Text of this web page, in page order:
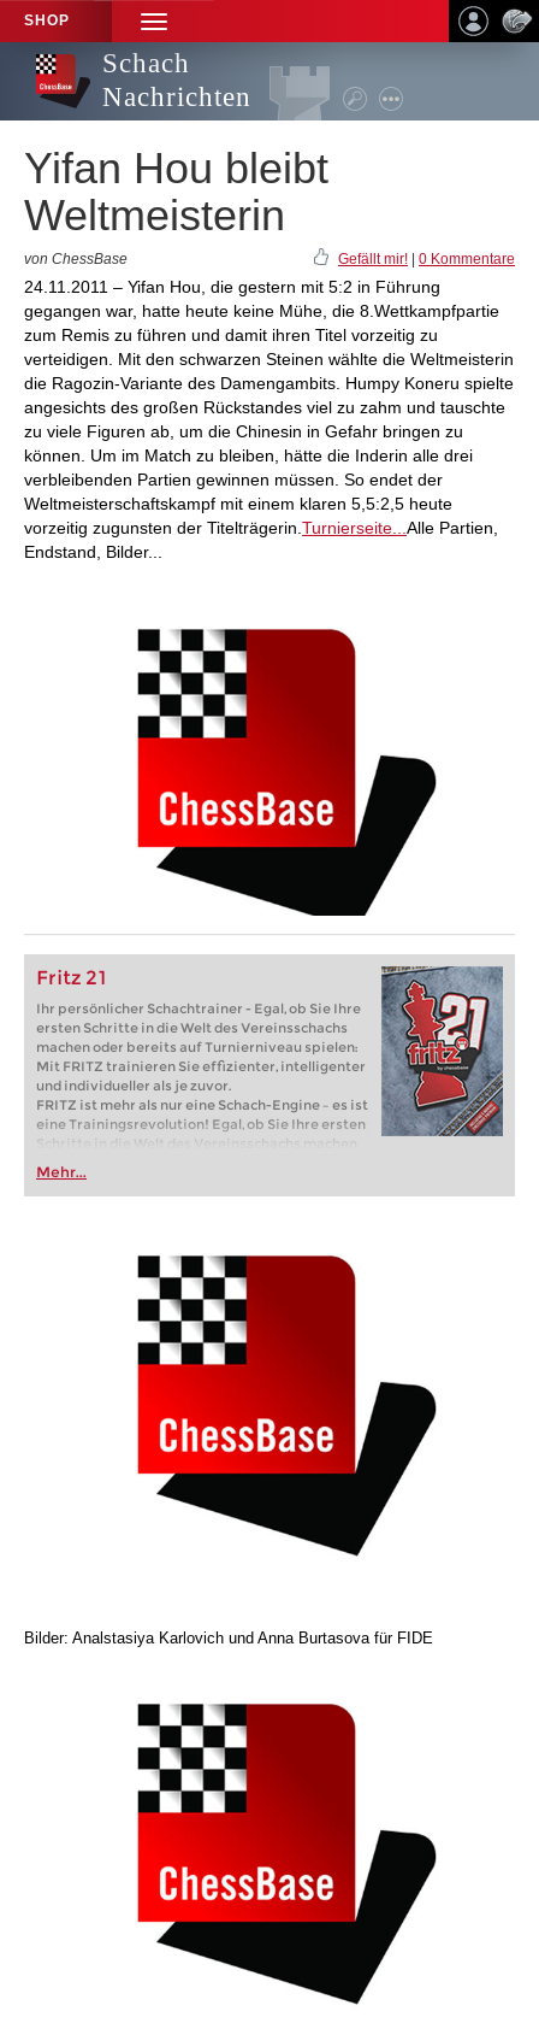
SHOP
TOGGLE
NAVIGATION
Schach
Nachrichten
Yifan Hou bleibt
Weltmeisterin
von ChessBase Gefällt mir! 0 Kommentare
24.11.2011 – Yifan Hou, die gestern mit 5:2 in Führung
gegangen war, hatte heute keine Mühe, die 8.Wettkampfpartie
zum Remis zu führen und damit ihren Titel vorzeitig zu
verteidigen. Mit den schwarzen Steinen wählte die Weltmeisterin
die Ragozin-Variante des Damengambits. Humpy Koneru spielte
angesichts des großen Rückstandes viel zu zahm und tauschte
zu viele Figuren ab, um die Chinesin in Gefahr bringen zu
können. Um im Match zu bleiben, hätte die Inderin alle drei
verbleibenden Partien gewinnen müssen. So endet der
Weltmeisterschaftskampf mit einem klaren 5,5:2,5 heute
vorzeitig zugunsten der Titelträgerin. Turnierseite... Alle Partien,
Endstand, Bilder...
Fritz 21
Ihr persönlicher Schachtrainer - Egal, ob Sie Ihre
ersten Schritte in die Welt des Vereinsschachs
machen oder bereits auf Turnierniveau spielen:
Mit FRITZ trainieren Sie effizienter, intelligenter
und individueller als je zuvor.
FRITZ ist mehr als nur eine Schach-Engine – es ist
eine Trainingsrevolution! Egal, ob Sie Ihre ersten
Schritte in die Welt des Vereinsschachs machen
oder bereits auf Turnierniveau spielen: Mit
FRITZ trainieren Sie effizienter, intelligenter und
individueller als je zuvor.
Mehr...
Bilder: Analstasiya Karlovich und Anna Burtasova für FIDE